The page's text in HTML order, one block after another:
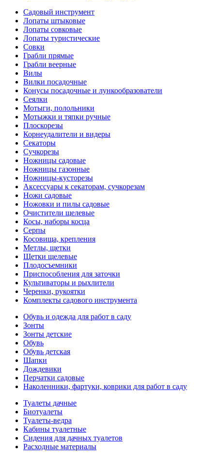
Садовый инструмент
Лопаты штыковые
Лопаты совковые
Лопаты туристические
Совки
Грабли прямые
Грабли веерные
Вилы
Вилки посадочные
Конусы посадочные и лункообразователи
Сеялки
Мотыги, полольники
Мотыжки и тяпки ручные
Плоскорезы
Корнеудалители и видеры
Секаторы
Сучкорезы
Ножницы садовые
Ножницы газонные
Ножницы-кусторезы
Аксессуары к секаторам, сучкорезам
Ножи садовые
Ножовки и пилы садовые
Очистители щелевые
Косы, наборы косца
Серпы
Косовища, крепления
Метлы, щетки
Щетки щелевые
Плодосъемники
Приспособления для заточки
Культиваторы и рыхлители
Черенки, рукоятки
Комплекты садового инструмента
Обувь и одежда для работ в саду
Зонты
Зонты детские
Обувь
Обувь детская
Шапки
Дождевики
Перчатки садовые
Наколенники, фартуки, коврики для работ в саду
Туалеты дачные
Биотуалеты
Туалеты-ведра
Кабины туалетные
Сидения для дачных туалетов
Расходные материалы